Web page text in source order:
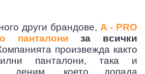
други брандове, A - PRO
панталони за всички
произвежда както
панталони, така и